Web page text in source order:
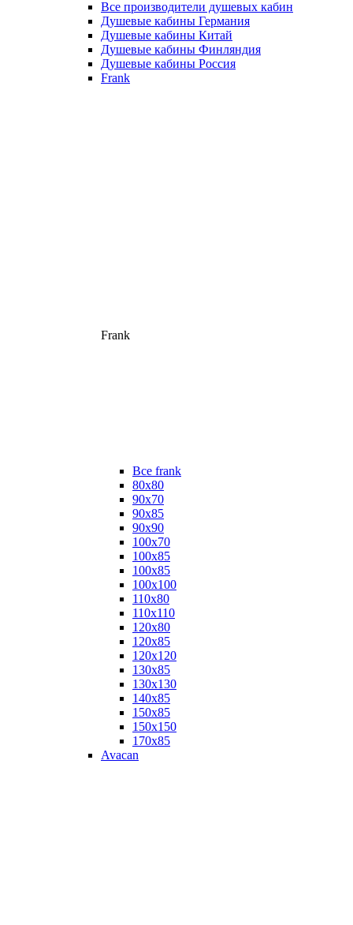
Все производители душевых кабин
Душевые кабины Германия
Душевые кабины Китай
Душевые кабины Финляндия
Душевые кабины Россия
Frank
Frank
Все frank
80х80
90х70
90х85
90х90
100х70
100х85
100х85
100х100
110х80
110х110
120х80
120х85
120х120
130х85
130х130
140х85
150х85
150х150
170х85
Avacan